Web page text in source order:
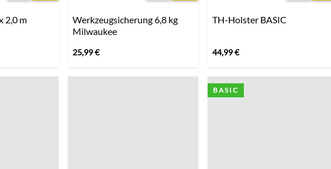
2,0 m
Werkzeugsicherung 6,8 kg
Milwaukee
25,99€
TH-Holster BASIC
44,99€
BASIC